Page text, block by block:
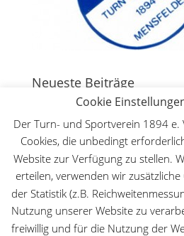
Neueste Beiträge
130 Jahre Bergturnfest auf
August 2026
Deutsche Meisterschaft
Lange ist Deutsche Meisterin
Mai 2026
Der TuS beim Hessischen
Mai 2026
Cookie
Der Turn- und Sportverein 1894 e.
Cookies, die unbedingt
Website zur Verfügung zu stellen.
erteilen, verwenden wir
der Statistik (z.B.
Nutzung unserer Website zu
freiwillig und für die Nutzung der